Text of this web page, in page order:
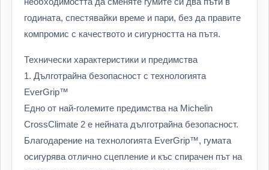
годината, спестявайки време и пари, без да правите
компромис с качеството и сигурността на пътя.
Технически характеристики и предимства
1. Дълготрайна безопасност с технологията
EverGrip™
Едно от най-големите предимства на Michelin
CrossClimate 2 е нейната дълготрайна безопасност.
Благодарение на технологията EverGrip™, гумата
осигурява отлично сцепление и къс спирачен път на